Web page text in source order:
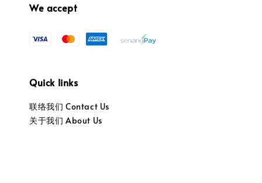
We accept
Quick links
联络我们 Contact Us
关于我们 About Us